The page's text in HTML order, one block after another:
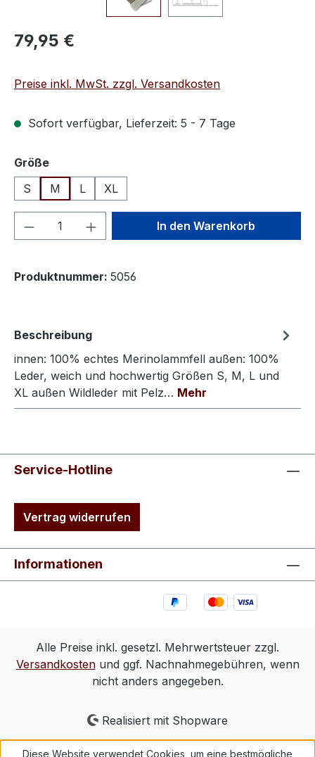
Regulärer Preis:
79,95 €
Preise inkl. MwSt. zzgl. Versandkosten
Sofort verfügbar, Lieferzeit: 5 - 7 Tage
Größeauswählen
S
M L XL
Produkt Anzahl: Gib denIn den Warenkorb
Produktnummer: 5056
Beschreibung
innen: 100% echtes Merinolammfell außen: 100%
Leder, weich und hochwertig Größen S, M, L und
XL außen Wildleder mit Pelz… Mehr
Service-Hotline
Vertrag widerrufen
Informationen
Alle Preise inkl. gesetzl. Mehrwertsteuer zzgl.
Versandkostenund ggf. Nachnahmegebühren, wenn
nicht anders angegeben.
Realisiert mit Shopware
Diese Website verwendet Cookies, um eine bestmögliche